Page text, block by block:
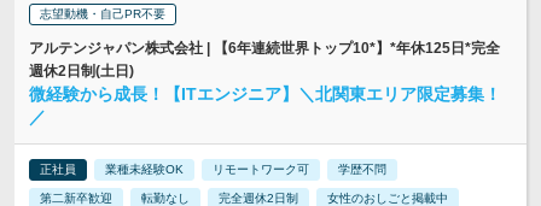
志望動機・自己PR不要
アルテンジャパン株式会社 | 【6年連続世界トップ10*】*年休125日*完全
週休2日制(土日)
微経験から成長！【ITエンジニア】＼北関東エリア限定募集！
／
正社員 業種未経験OK リモートワーク可 学歴不問
第二新卒歓迎 転勤なし 完全週休2日制 女性のおしごと掲載中